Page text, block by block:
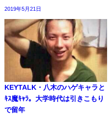
2019年5月21日
KEYTALK・八木のハゲキャラと
ｷｽ魔ｷｬﾗ。大学時代は引きこもり
で留年